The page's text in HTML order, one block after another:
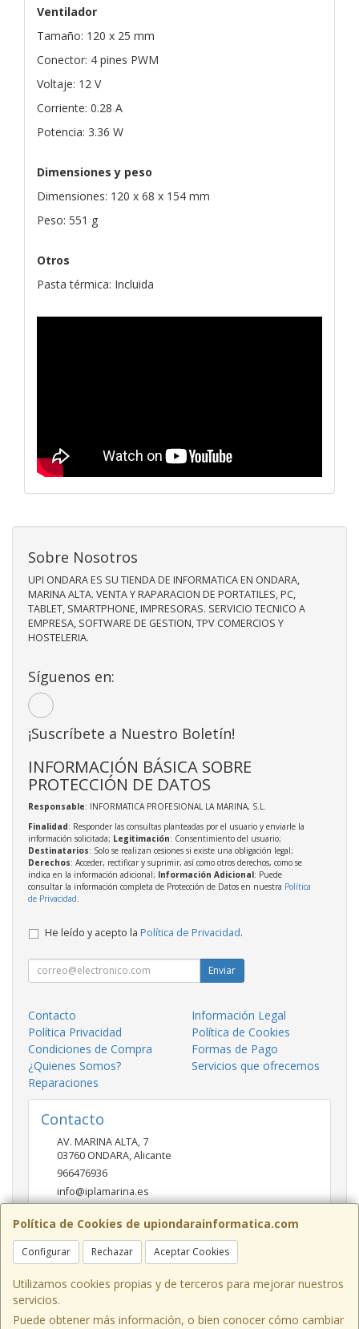
Ventilador
Tamaño: 120 x 25 mm
Conector: 4 pines PWM
Voltaje: 12 V
Corriente: 0.28 A
Potencia: 3.36 W
Dimensiones y peso
Dimensiones: 120 x 68 x 154 mm
Peso: 551 g
Otros
Pasta térmica: Incluida
Política de Cookies de upiondarainformatica.com
Configurar Rechazar Aceptar Cookies
Utilizamos cookies propias y de terceros para mejorar nuestros
servicios.
Puede obtener más información, o bien conocer cómo cambiar
Sobre Nosotros
UPI ONDARA ES SU TIENDA DE INFORMATICA EN ONDARA,
MARINA ALTA. VENTA Y RAPARACION DE PORTATILES, PC,
TABLET, SMARTPHONE, IMPRESORAS. SERVICIO TECNICO A
EMPRESA, SOFTWARE DE GESTION, TPV COMERCIOS Y
HOSTELERIA.
Síguenos en:
¡Suscríbete a Nuestro Boletín!
INFORMACIÓN BÁSICA SOBRE
PROTECCIÓN DE DATOS
Responsable: INFORMATICA PROFESIONAL LA MARINA, S.L.
Finalidad: Responder las consultas planteadas por el usuario y enviarle la
información solicitada; Legitimación: Consentimiento del usuario;
Destinatarios: Solo se realizan cesiones si existe una obligación legal;
Derechos: Acceder, rectificar y suprimir, así como otros derechos, como se
indica en la información adicional; Información Adicional: Puede
consultar la información completa de Protección de Datos en nuestra Política
de Privacidad.
He leído y acepto la Política de Privacidad.
Enviar
Contacto
Información Legal
Política Privacidad
Política de Cookies
Condiciones de Compra
Formas de Pago
¿Quienes Somos?
Servicios que ofrecemos
Reparaciones
Contacto
AV. MARINA ALTA, 7
03760 ONDARA,Alicante
966476936
info@iplamarina.es
Horario
LUNES - VIERNES 9:30h-14:00h 16:30h-20:30h SÁBADOS
10:00h-14:00h